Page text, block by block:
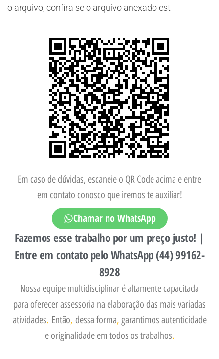
o arquivo, confira se o arquivo anexado est
Em caso de dúvidas, escaneie o QR Code acima e entre
em contato conosco que iremos te auxiliar!
Chamar no WhatsApp
Fazemos esse trabalho por um preço justo! |
Entre em contato pelo WhatsApp (44) 99162-
8928
Nossa equipe multidisciplinar é altamente capacitada
para oferecer assessoria na elaboração das mais variadas
atividades. Então, dessa forma, garantimos autenticidade
e originalidade em todos os trabalhos.